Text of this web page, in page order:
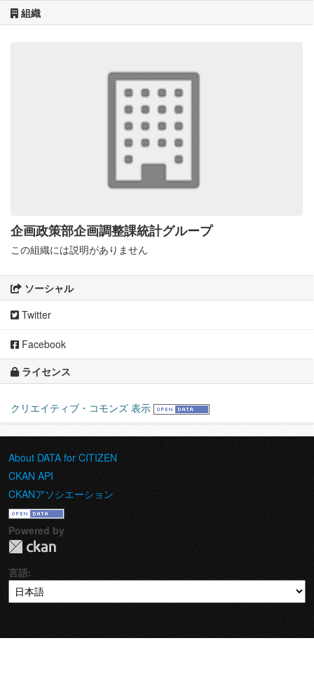
組織
企画政策部企画調整課統計グループ
この組織には説明がありません
ソーシャル
Twitter
Facebook
ライセンス
クリエイティブ・コモンズ 表示
About DATA for CITIZEN
CKAN API
CKANアソシエーション
Powered by
言語